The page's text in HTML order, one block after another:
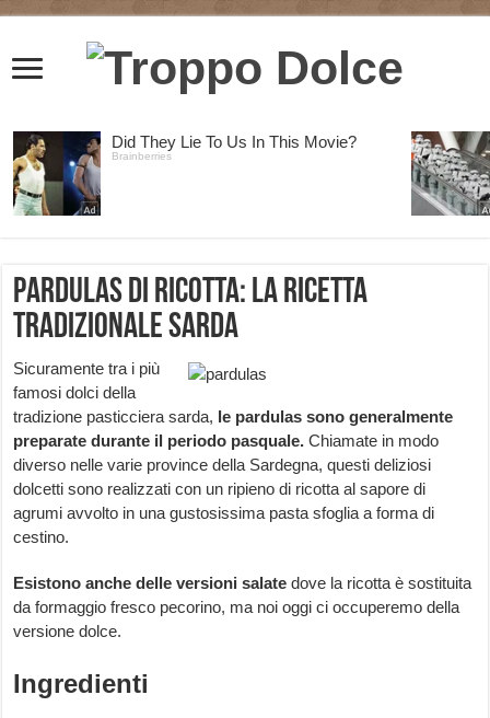
Pardulas di ricotta: la ricetta
tradizionale sarda
Sicuramente tra i più
famosi dolci della
tradizione pasticciera sarda, le pardulas sono generalmente
preparate durante il periodo pasquale. Chiamate in modo
diverso nelle varie province della Sardegna, questi deliziosi
dolcetti sono realizzati con un ripieno di ricotta al sapore di
agrumi avvolto in una gustosissima pasta sfoglia a forma di
cestino.
Esistono anche delle versioni salate dove la ricotta è sostituita
da formaggio fresco pecorino, ma noi oggi ci occuperemo della
versione dolce.
Ingredienti